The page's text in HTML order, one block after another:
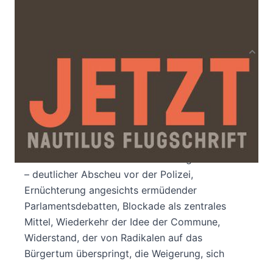
Der Kommentar des Unsichtbaren Komitees zu
den aktuellen Protestbewegungen in Frankreich
»Jetzt« ist ein Interventionstext. Er hat sich
aufgedrängt, da die wesentlichen Vorhersagen
– deutlicher Abscheu vor der Polizei,
Ernüchterung angesichts ermüdender
Parlamentsdebatten, Blockade als zentrales
Mittel, Wiederkehr der Idee der Commune,
Widerstand, der von Radikalen auf das
Bürgertum überspringt, die Weigerung, sich